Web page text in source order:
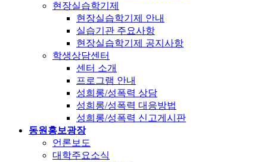
현장실습학기제
현장실습학기제 안내
실습기관 주요사항
현장실습학기제 공지사항
학생상담센터
센터 소개
프로그램 안내
성희롱/성폭력 상담
성희롱/성폭력 대응방법
성희롱/성폭력 신고게시판
동원홍보광장
언론보도
대학주요소식